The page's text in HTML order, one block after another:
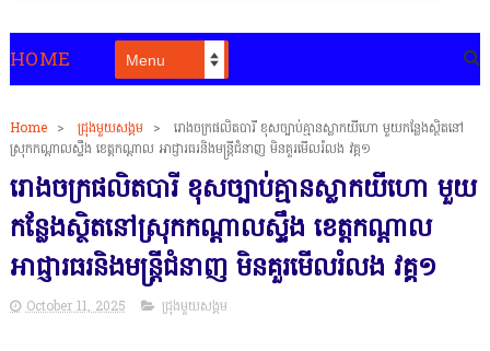
HOME
Home > ជ្រុងមួយសង្គម >
រោងចក្រផលិតបារី ខុសច្បាប់គ្មានស្លាកយីហោ មួយកន្លែងស្ថិតនៅ
ស្រុកកណ្តាលស្ទឹង ខេត្តកណ្តាល អាជ្ញារធរនិងមន្ត្រីជំនាញ មិនគួរមើលរំលង វគ្គ១
រោងចក្រផលិតបារី ខុសច្បាប់គ្មានស្លាកយីហោ មួយ
កន្លែងស្ថិតនៅស្រុកកណ្តាលស្ទឹង ខេត្តកណ្តាល
អាជ្ញារធរនិងមន្ត្រីជំនាញ មិនគួរមើលរំលង វគ្គ១
October 11, 2025 ជ្រុងមួយសង្គម